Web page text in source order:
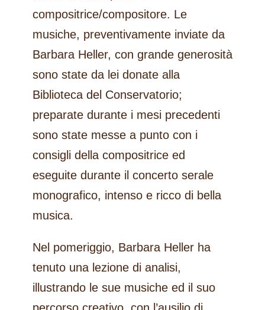
compositrice/compositore. Le
musiche, preventivamente inviate da
Barbara Heller, con grande generosità
sono state da lei donate alla
Biblioteca del Conservatorio;
preparate durante i mesi precedenti
sono state messe a punto con i
consigli della compositrice ed
eseguite durante il concerto serale
monografico, intenso e ricco di bella
musica.
Nel pomeriggio, Barbara Heller ha
tenuto una lezione di analisi,
illustrando le sue musiche ed il suo